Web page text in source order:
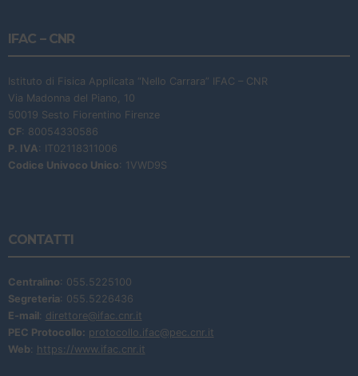
IFAC – CNR
Istituto di Fisica Applicata “Nello Carrara” IFAC – CNR
Via Madonna del Piano, 10
50019 Sesto Fiorentino Firenze
CF: 80054330586
P. IVA: IT02118311006
Codice Univoco Unico: 1VWD9S
CONTATTI
Centralino: 055.5225100
Segreteria: 055.5226436
E-mail: direttore@ifac.cnr.it
PEC Protocollo: protocollo.ifac@pec.cnr.it
Web: https://www.ifac.cnr.it